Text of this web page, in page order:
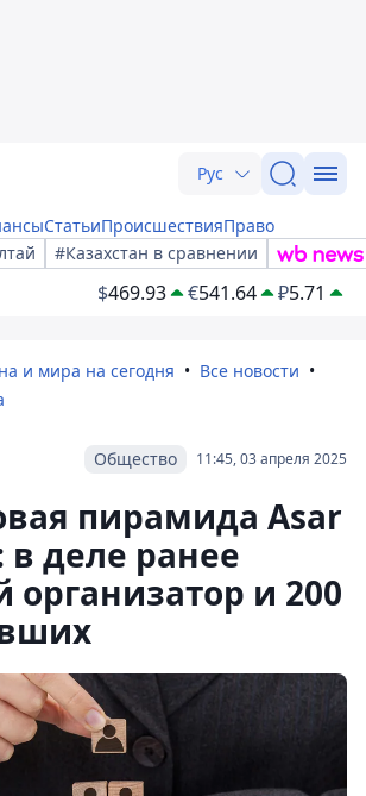
Рус
СтатьиПроисшествияПраво
#Казахстан в сравнении
$469.93 €541.64 ₽5.71
и мира на сегодня
Все новости
11:45, 03 апреля 2025
Общество
пирамида Asar
в деле ранее
и 200